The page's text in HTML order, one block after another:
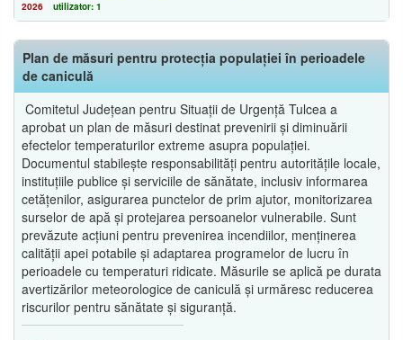
2026 utilizator: 1
Plan de măsuri pentru protecția populației în perioadele
de caniculă
Comitetul Județean pentru Situații de Urgență Tulcea a
aprobat un plan de măsuri destinat prevenirii și diminuării
efectelor temperaturilor extreme asupra populației.
Documentul stabilește responsabilități pentru autoritățile locale,
instituțiile publice și serviciile de sănătate, inclusiv informarea
cetățenilor, asigurarea punctelor de prim ajutor, monitorizarea
surselor de apă și protejarea persoanelor vulnerabile. Sunt
prevăzute acțiuni pentru prevenirea incendiilor, menținerea
calității apei potabile și adaptarea programelor de lucru în
perioadele cu temperaturi ridicate. Măsurile se aplică pe durata
avertizărilor meteorologice de caniculă și urmăresc reducerea
riscurilor pentru sănătate și siguranță.